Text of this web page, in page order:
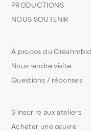
S’inscrire aux ateliers
Acheter une œuvre
À propos du Créahmbxl
Nous rendre visite
Questions / réponses
PRODUCTIONS
NOUS SOUTENIR